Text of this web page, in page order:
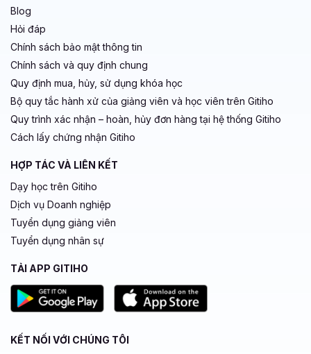
Blog
Hỏi đáp
Chính sách bảo mật thông tin
Chính sách và quy định chung
Quy định mua, hủy, sử dụng khóa học
Bộ quy tắc hành xử của giảng viên và học viên trên Gitiho
Quy trình xác nhận – hoàn, hủy đơn hàng tại hệ thống Gitiho
Cách lấy chứng nhận Gitiho
HỢP TÁC VÀ LIÊN KẾT
Dạy học trên Gitiho
Dịch vụ Doanh nghiệp
Tuyển dụng giảng viên
Tuyển dụng nhân sự
TẢI APP GITIHO
KẾT NỐI VỚI CHÚNG TÔI